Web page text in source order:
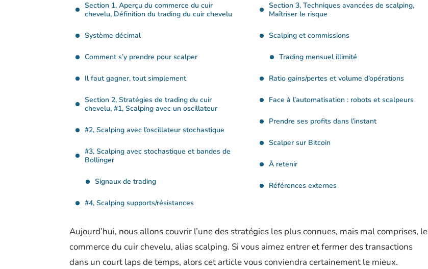
Section 1, Aperçu du commerce du cuir
chevelu, Définition du trading du cuir chevelu
Système décimal
Comment s’y prendre pour scalper
Il faut gagner, tout simplement
Section 2, Stratégies de trading du cuir
chevelu, #1, Scalping avec un oscillateur
#2, Scalping avec l’oscillateur stochastique
#3, Scalping avec stochastique et bandes de
Bollinger
Signaux de trading
#4, Scalping supports/résistances
Section 3, Techniques avancées de scalping,
Maîtriser le risque
Scalping et commissions
Trading mensuel illimité
Ratio gains/pertes et volume d’opérations
Face à l’automatisation : robots et scalpeurs
Prendre ses profits dans l’instant
Scalper sur Bitcoin
À retenir
Références externes
Aujourd’hui, nous allons couvrir l’une des stratégies les plus connues, mais mal comprises, le
commerce du cuir chevelu, alias scalping. Si vous aimez entrer et fermer des transactions
dans un court laps de temps, alors cet article vous conviendra certainement le mieux.